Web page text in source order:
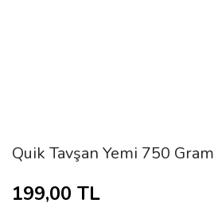
Quik Tavşan Yemi 750 Gram
199,00 TL